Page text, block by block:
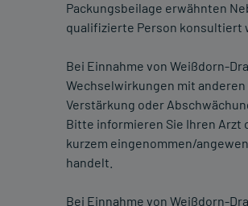
Packungsbeilage erwähnten
qualifizierte Person konsultiert
Bei Einnahme von Weißdorn-
Wechselwirkungen mit
Verstärkung oder
Bitte informieren Sie Ihren Arzt
kurzem eingenommen/
handelt.
Bei Einnahme von Weißdorn-